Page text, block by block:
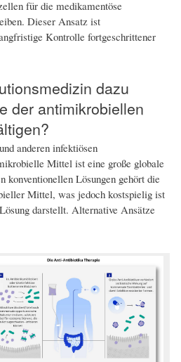
für die medikamentöse
Dieser Ansatz ist
Kontrolle fortgeschrittener
dazu
der antimikrobiellen
anderen infektiösen
Mittel ist eine große globale
konventionellen Lösungen gehört die
Mittel, was jedoch kostspielig ist
darstellt. Alternative Ansätze